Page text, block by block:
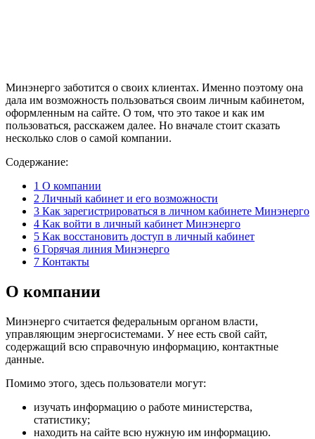
Минэнерго заботится о своих клиентах. Именно поэтому она
дала им возможность пользоваться своим личным кабинетом,
оформленным на сайте. О том, что это такое и как им
пользоваться, расскажем далее. Но вначале стоит сказать
несколько слов о самой компании.
Содержание:
1 О компании
2 Личный кабинет и его возможности
3 Как зарегистрироваться в личном кабинете Минэнерго
4 Как войти в личный кабинет Минэнерго
5 Как восстановить доступ в личный кабинет
6 Горячая линия Минэнерго
7 Контакты
О компании
Минэнерго считается федеральным органом власти,
управляющим энергосистемами. У нее есть свой сайт,
содержащий всю справочную информацию, контактные
данные.
Помимо этого, здесь пользователи могут:
изучать информацию о работе министерства,
статистику;
находить на сайте всю нужную им информацию.